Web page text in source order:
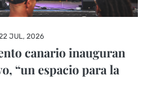
JUL, 2026
canario inauguran
“un espacio para la